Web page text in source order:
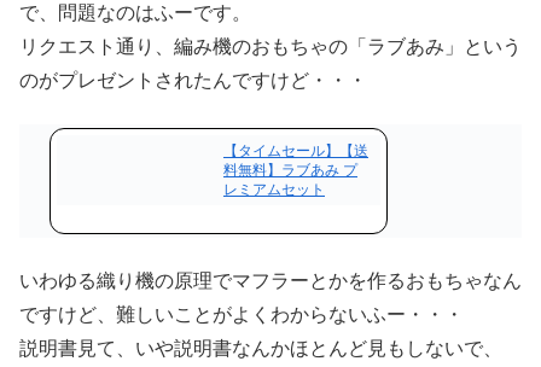
で、問題なのはふーです。
リクエスト通り、編み機のおもちゃの「ラブあみ」という
のがプレゼントされたんですけど・・・
【タイムセール】【送
料無料】ラブあみ プ
レミアムセット
いわゆる織り機の原理でマフラーとかを作るおもちゃなん
ですけど、難しいことがよくわからないふー・・・
説明書見て、いや説明書なんかほとんど見もしないで、